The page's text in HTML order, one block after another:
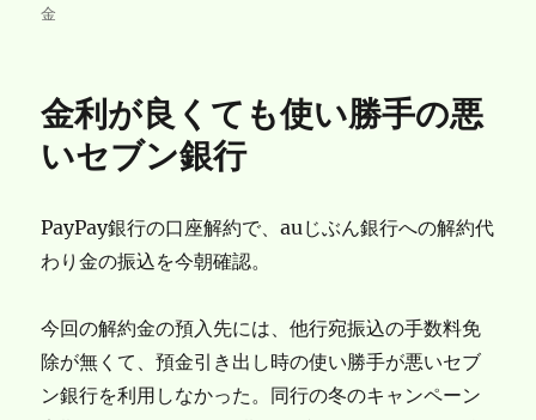
稿
金
金利が良くても使い勝手の悪
いセブン銀行
PayPay銀行の口座解約で、auじぶん銀行への解約代
わり金の振込を今朝確認。
今回の解約金の預入先には、他行宛振込の手数料免
除が無くて、預金引き出し時の使い勝手が悪いセブ
ン銀行を利用しなかった。同行の冬のキャンペーン